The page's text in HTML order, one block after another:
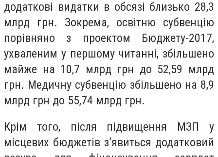
додаткові видатки в обсязі близько 28,3
млрд грн. Зокрема, освітню субвенцію
порівняно з проектом Бюджету-2017,
ухваленим у першому читанні, збільшено
майже на 10,7 млрд грн до 52,59 млрд
грн. Медичну субвенцію збільшено на 8,9
млрд грн до 55,74 млрд грн.
Крім того, після підвищення МЗП у
місцевих бюджетів з’явиться додатковий